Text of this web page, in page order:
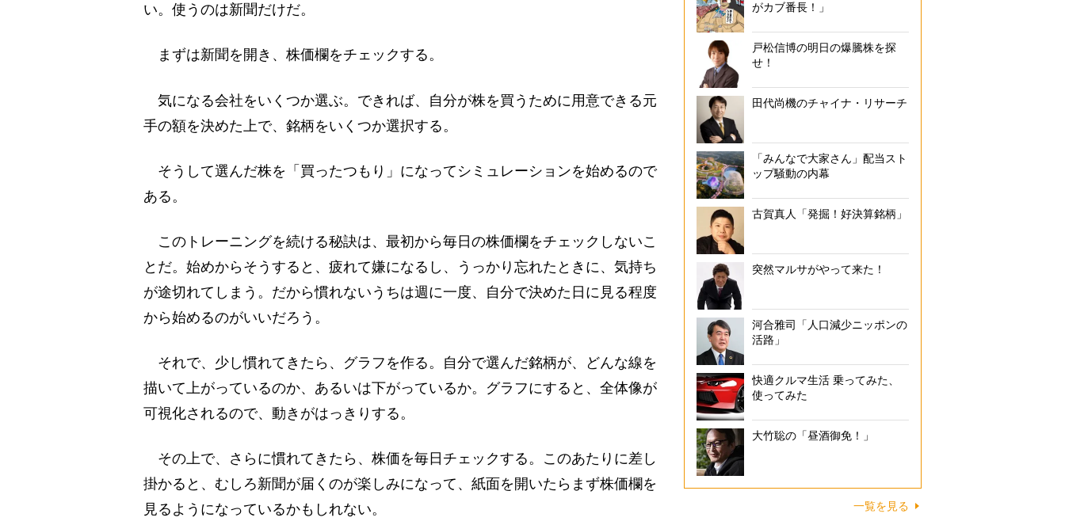
い。使うのは新聞だけだ。
まずは新聞を開き、株価欄をチェックする。
気になる会社をいくつか選ぶ。できれば、自分が株を買うために用意できる元
手の額を決めた上で、銘柄をいくつか選択する。
そうして選んだ株を「買ったつもり」になってシミュレーションを始めるので
ある。
このトレーニングを続ける秘訣は、最初から毎日の株価欄をチェックしないこ
とだ。始めからそうすると、疲れて嫌になるし、うっかり忘れたときに、気持ち
が途切れてしまう。だから慣れないうちは週に一度、自分で決めた日に見る程度
から始めるのがいいだろう。
それで、少し慣れてきたら、グラフを作る。自分で選んだ銘柄が、どんな線を
描いて上がっているのか、あるいは下がっているか。グラフにすると、全体像が
可視化されるので、動きがはっきりする。
その上で、さらに慣れてきたら、株価を毎日チェックする。このあたりに差し
掛かると、むしろ新聞が届くのが楽しみになって、紙面を開いたらまず株価欄を
見るようになっているかもしれない。
がカブ番長！」
戸松信博の明日の爆騰株を探
せ！
田代尚機のチャイナ・リサーチ
「みんなで大家さん」配当スト
ップ騒動の内幕
古賀真人「発掘！好決算銘柄」
突然マルサがやって来た！
河合雅司「人口減少ニッポンの
活路」
快適クルマ生活 乗ってみた、
使ってみた
大竹聡の「昼酒御免！」
一覧を見る